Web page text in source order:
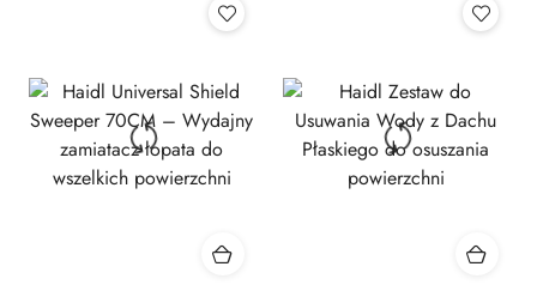
przed
obniżką
przed
obniżką